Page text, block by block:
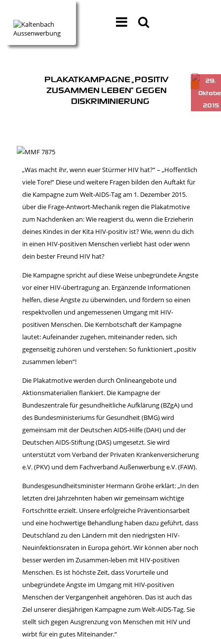
PLAKATKAMPAGNE „POSITIV
ZUSAMMEN LEBEN“ GEGEN
DISKRIMINIERUNG
„Was macht ihr, wenn euer Stürmer HIV hat?“ – „Hoffentlich
viele Tore!“ Diese und weitere Fragen bilden den Auftakt für
die Kampagne zum Welt-AIDS-Tag am 1. Dezember 2015.
über die Frage-Antwort-Mechanik regen die Plakatmotive
zum Nachdenken an: Wie reagierst du, wenn die Erzieherin
deines Kindes in der Kita HIV-positiv ist? Wie, wenn du dich
in einen HIV-positiven Menschen verliebt hast oder wenn
dein bester Freund HIV hat?
Die Kampagne spricht auf diese Weise unbegründete Ängste
vor einer HIV-übertragung an. Ergänzende Informationen
helfen, diese Ängste zu überwinden, und fördern so einen
respektvollen und angemessenen Umgang mit HIV-
positiven Menschen. Die Kernbotschaft der Kampagne
lautet: Aufeinander zugehen, miteinander reden, sich
gegenseitig zuhören und verstehen: So funktioniert „positiv
zusammen leben“!
Die Plakatmotive werden durch Onlineangebote und
Aktionsmaterialien flankiert. Die Kampagne der
Bundeszentrale für gesundheitliche Aufklärung (BZgA) und
des Bundesministeriums für Gesundheit (BMG) wird
gemeinsam mit der Deutschen AIDS-Hilfe (DAH) und der
Deutschen AIDS-Stiftung (DAS) umgesetzt. Sie wird
unterstützt vom Verband der Privaten Krankenversicherung
e.V. (PKV) und dem Fachverband Außenwerbung e.V. (FAW).
Bundesgesundheitsminister Hermann Gröhe erklärt: „In den
letzten drei Jahrzehnten haben wir gemeinsam wichtige
Fortschritte erzielt. Unsere erfolgreiche Präventionsarbeit
und eine hochwertige Behandlung haben dazu geführt, dass
Deutschland zu den Ländern mit den niedrigsten HIV-
Neuinfektionsraten in Europa gehört. Wir können aber noch
besser werden im Zusammen-leben mit HIV-positiven
Menschen. Es ist höchste Zeit, dass Vorurteile und
unbegründete Ängste im Umgang mit HIV-positiven
Menschen der Vergangenheit angehören. Das ist auch das
Ziel unserer diesjährigen Kampagne zum Welt-AIDS-Tag. Sie
stellt sich gegen Ausgrenzung von Menschen mit HIV und
wirbt für ein gutes Miteinander.“